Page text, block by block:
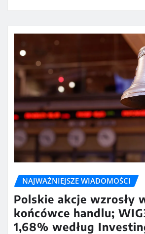
NAJWAŻNIEJSZE WIADOMOŚCI
Polskie akcje wzrosły
końcówce handlu;
1,68% według